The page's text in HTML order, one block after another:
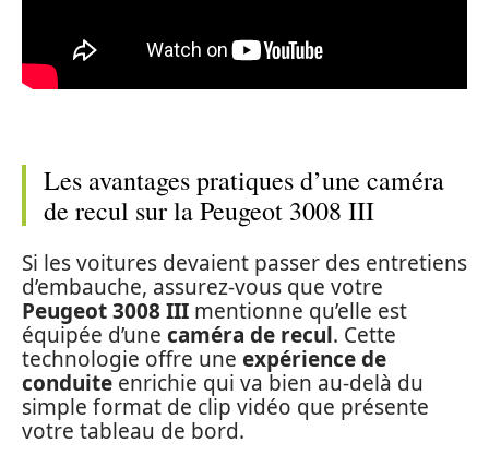
Les avantages pratiques d’une caméra
de recul sur la Peugeot 3008 III
Si les voitures devaient passer des entretiens
d’embauche, assurez-vous que votre
Peugeot 3008 III mentionne qu’elle est
équipée d’une caméra de recul. Cette
technologie offre une expérience de
conduite enrichie qui va bien au-delà du
simple format de clip vidéo que présente
votre tableau de bord.